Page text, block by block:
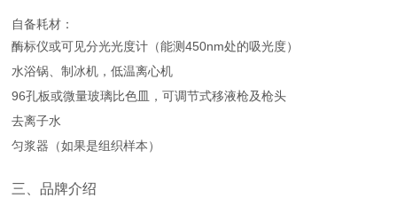
自备耗材：
酶标仪或可见分光光度计（能测450nm处的吸光度）
水浴锅、制冰机，低温离心机
96孔板或微量玻璃比色皿，可调节式移液枪及枪头
去离子水
匀浆器（如果是组织样本）
三、品牌介绍